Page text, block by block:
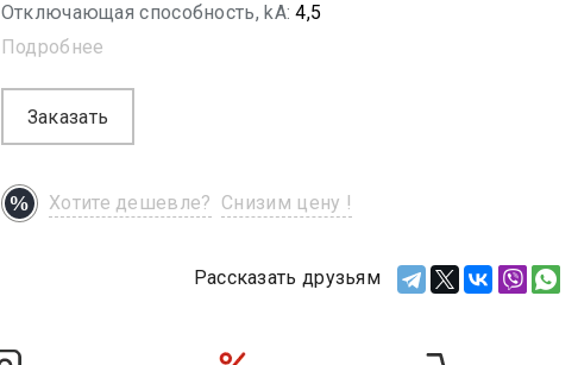
Отключающая способность, kA: 4,5
Подробнее
Заказать
Хотите дешевле? Снизим цену !
Рассказать друзьям